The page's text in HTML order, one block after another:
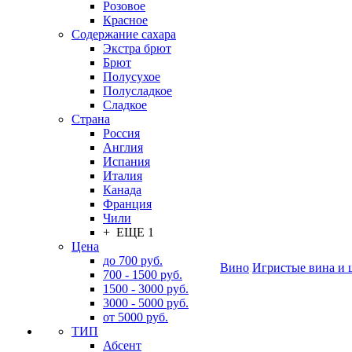
Розовое
Красное
Содержание сахара
Экстра брют
Брют
Полусухое
Полусладкое
Сладкое
Страна
Россия
Англия
Испания
Италия
Канада
Франция
Чили
+ ЕЩЕ 1
Цена
до 700 руб.
700 - 1500 руб.
1500 - 3000 руб.
3000 - 5000 руб.
от 5000 руб.
ТИП
Абсент
Вино Игристые вина и